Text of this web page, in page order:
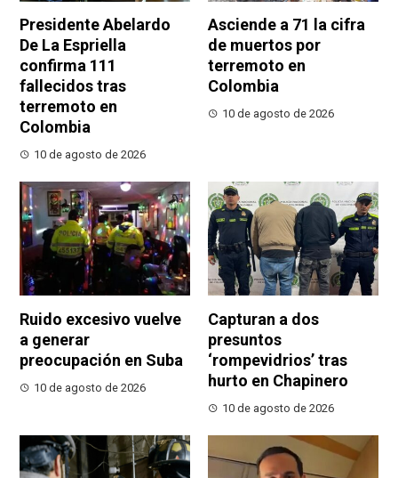
Presidente Abelardo
De La Espriella
confirma 111
fallecidos tras
terremoto en
Colombia
10 de agosto de 2026
Asciende a 71 la cifra
de muertos por
terremoto en
Colombia
10 de agosto de 2026
Ruido excesivo vuelve
a generar
preocupación en Suba
10 de agosto de 2026
Capturan a dos
presuntos
‘rompevidrios’ tras
hurto en Chapinero
10 de agosto de 2026